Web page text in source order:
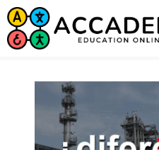
Saltar
al
contenido